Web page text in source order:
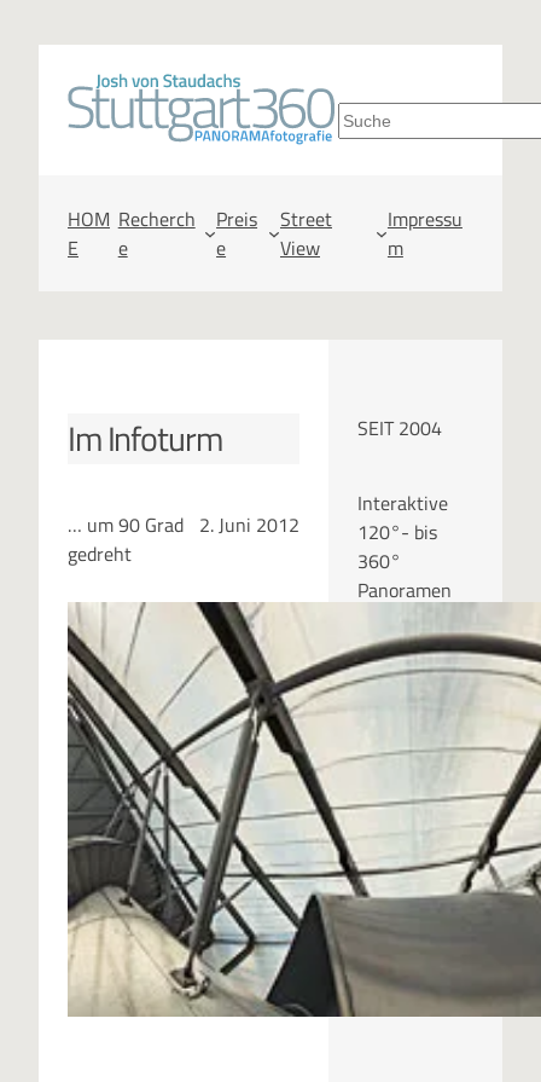
Zum
Inhalt
springen
S
HOM
E
Recherch
e
Preis
e
Street
View
Impressu
m
Im Infoturm
… um 90 Grad
gedreht
2. Juni 2012
SEIT 2004
Interaktive
120°- bis
360°
Panoramen
und dem Rest
der Welt.
RUBRIKEN
Kategor
ien